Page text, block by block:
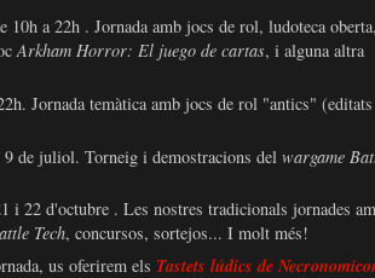
10h a 22h . Jornada amb jocs de rol, ludoteca oberta,
Arkham Horror: El juego de cartas, i alguna altra
Jornada temàtica amb jocs de rol "antics" (editats
de juliol. Torneig i demostracions del wargame
i 22 d'octubre . Les nostres tradicionals jornades
Tech, concursos, sortejos... I molt més!
us oferirem els Tastets lúdics de